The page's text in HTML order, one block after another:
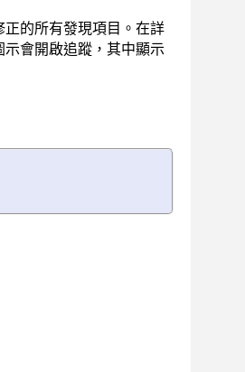
的所有發現項目。在詳
會開啟追蹤，其中顯示